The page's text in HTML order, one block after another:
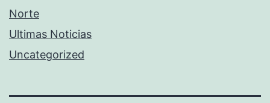
Norte
Ultimas Noticias
Uncategorized